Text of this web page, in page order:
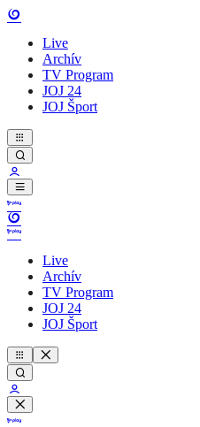
Live
Archív
TV Program
JOJ 24
JOJ Šport
Live
Archív
TV Program
JOJ 24
JOJ Šport